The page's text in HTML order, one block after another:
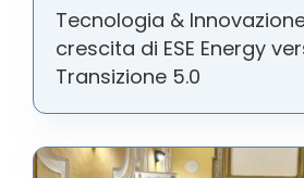
Tecnologia &
crescita di ESE Energy
Transizione 5.0